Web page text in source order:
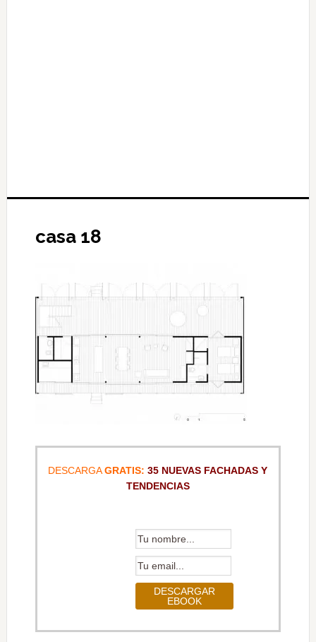
casa 18
DESCARGAGRATIS: 35 NUEVAS FACHADAS Y
TENDENCIAS